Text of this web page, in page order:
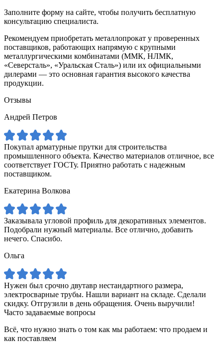
Заполните форму на сайте, чтобы получить бесплатную
консультацию специалиста.
Рекомендуем приобретать металлопрокат у проверенных
поставщиков, работающих напрямую с крупными
металлургическими комбинатами (ММК, НЛМК,
«Северсталь», «Уральская Сталь») или их официальными
дилерами — это основная гарантия высокого качества
продукции.
Отзывы
Андрей Петров
Покупал арматурные прутки для строительства
промышленного объекта. Качество материалов отличное, все
соответствует ГОСТу. Приятно работать с надежным
поставщиком.
Екатерина Волкова
Заказывала угловой профиль для декоративных элементов.
Подобрали нужный материалы. Все отлично, добавить
нечего. Спасибо.
Ольга
Нужен был срочно двутавр нестандартного размера,
электросварные трубы. Нашли вариант на складе. Сделали
скидку. Отгрузили в день обращения. Очень выручили!
Часто задаваемые вопросы
Всё, что нужно знать о том как мы работаем: что продаем и
как поставляем